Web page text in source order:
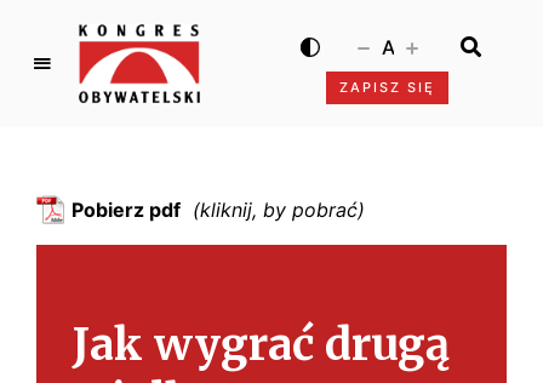
K
g
O
b
ZAPISZ SIĘ
A
Pobierz pdf
Jak wygrać drugą